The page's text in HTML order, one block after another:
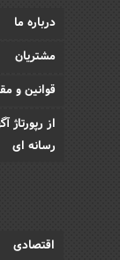
درباره ما
مشتریان
قوانین و
از رپورتاژ
رسانه ای
اقتصادی